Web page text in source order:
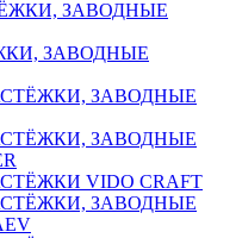
ЗАВОДНЫЕ
ЗАВОДНЫЕ
ЗАВОДНЫЕ
VIDO CRAFT
ЗАВОДНЫЕ